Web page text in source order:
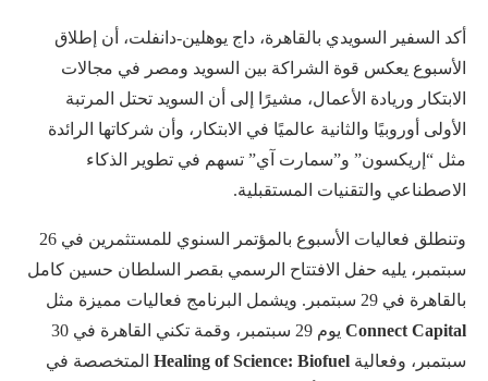
أكد السفير السويدي بالقاهرة، داج يوهلين-دانفلت، أن إطلاق
الأسبوع يعكس قوة الشراكة بين السويد ومصر في مجالات
الابتكار وريادة الأعمال، مشيرًا إلى أن السويد تحتل المرتبة
الأولى أوروبيًا والثانية عالميًا في الابتكار، وأن شركاتها الرائدة
مثل “إريكسون” و”سمارت آي” تسهم في تطوير الذكاء
الاصطناعي والتقنيات المستقبلية.
وتنطلق فعاليات الأسبوع بالمؤتمر السنوي للمستثمرين في 26
سبتمبر، يليه حفل الافتتاح الرسمي بقصر السلطان حسين كامل
بالقاهرة في 29 سبتمبر. ويشمل البرنامج فعاليات مميزة مثل
Connect Capital
يوم 29 سبتمبر، وقمة تكني القاهرة في 30
سبتمبر، وفعالية Healing of Science: Biofuel المتخصصة في